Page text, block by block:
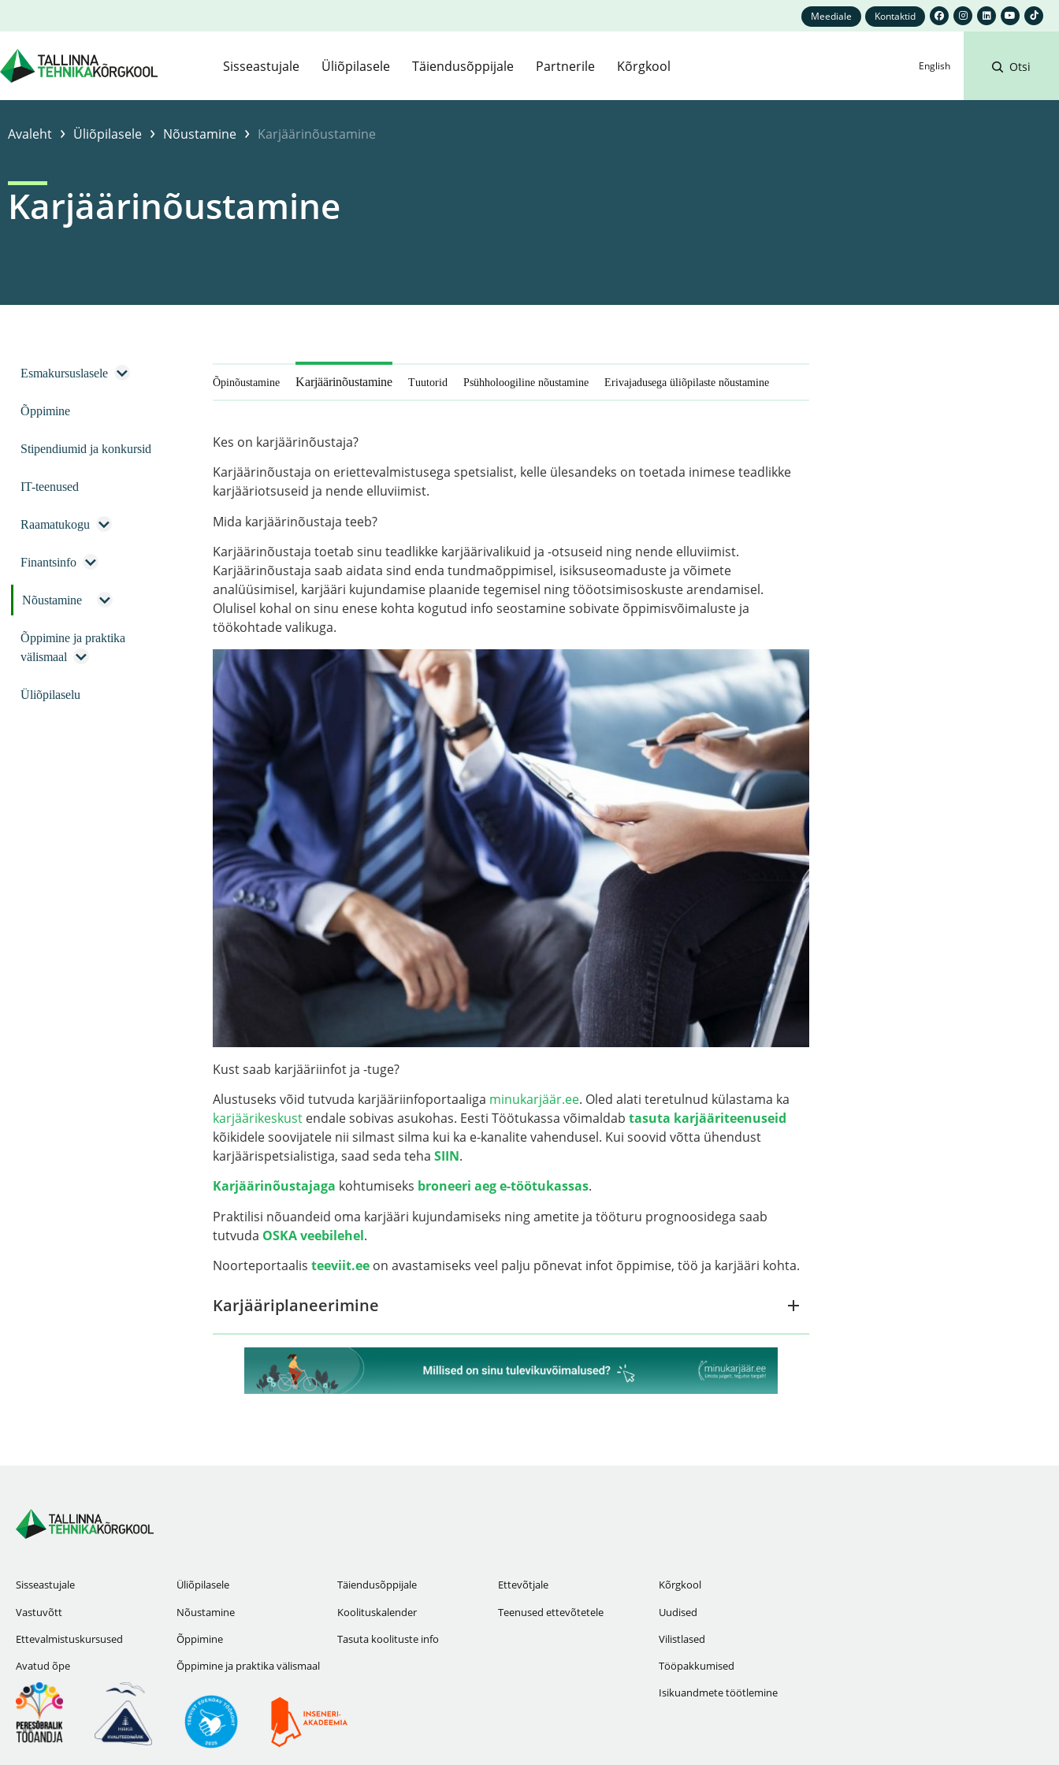
Meediale Kontaktid
Sisseastujale Üliõpilasele Täiendusõppijale Partnerile Kõrgkool English Otsi
Avaleht › Üliõpilasele › Nõustamine › Karjäärinõustamine
Karjäärinõustamine
Esmakursuslasele
Õppimine
Stipendiumid ja konkursid
IT-teenused
Raamatukogu
Finantsinfo
Nõustamine
Õppimine ja praktika
välismaal
Üliõpilaselu
Õpinõustamine Karjäärinõustamine Tuutorid Psühholoogiline nõustamine Erivajadusega üliõpilaste nõustamine
Kes on karjäärinõustaja?
Karjäärinõustaja on eriettevalmistusega spetsialist, kelle ülesandeks on toetada inimese teadlikke
karjääriotsuseid ja nende elluviimist.
Mida karjäärinõustaja teeb?
Karjäärinõustaja toetab sinu teadlikke karjäärivalikuid ja -otsuseid ning nende elluviimist.
Karjäärinõustaja saab aidata sind enda tundmaõppimisel, isiksuseomaduste ja võimete
analüüsimisel, karjääri kujundamise plaanide tegemisel ning tööotsimisoskuste arendamisel.
Olulisel kohal on sinu enese kohta kogutud info seostamine sobivate õppimisvõimaluste ja
töökohtade valikuga.
Kust saab karjääriinfot ja -tuge?
Alustuseks võid tutvuda karjääriinfoportaaliga minukarjäär.ee. Oled alati teretulnud külastama ka
karjäärikeskust endale sobivas asukohas. Eesti Töötukassa võimaldab tasuta karjääriteenuseid
kõikidele soovijatele nii silmast silma kui ka e-kanalite vahendusel. Kui soovid võtta ühendust
karjäärispetsialistiga, saad seda teha SIIN.
Karjäärinõustajaga kohtumiseks broneeri aeg e-töötukassas.
Praktilisi nõuandeid oma karjääri kujundamiseks ning ametite ja tööturu prognoosidega saab
tutvuda OSKA veebilehel.
Noorteportaalis teeviit.ee on avastamiseks veel palju põnevat infot õppimise, töö ja karjääri kohta.
Karjääriplaneerimine
Sisseastujale
Vastuvõtt
Ettevalmistuskursused
Avatud õpe
Üliõpilasele
Nõustamine
Õppimine
Õppimine ja praktika välismaal
Täiendusõppijale
Koolituskalender
Tasuta koolituste info
Ettevõtjale
Teenused ettevõtetele
Kõrgkool
Uudised
Vilistlased
Tööpakkumised
Isikuandmete töötlemine